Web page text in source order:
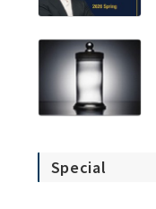
Special